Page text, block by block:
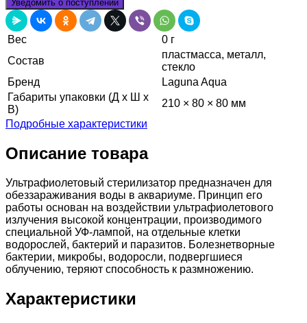
Уведомить о поступлении
Вес
0 г
Состав
пластмасса, металл,
стекло
Бренд
Laguna Aqua
Габариты упаковки (Д х Ш х
В)
210 × 80 × 80 мм
Подробные характеристики
Описание товара
Ультрафиолетовый стерилизатор предназначен для
обеззараживания воды в аквариуме. Принцип его
работы основан на воздействии ультрафиолетового
излучения высокой концентрации, производимого
специальной УФ-лампой, на отдельные клетки
водорослей, бактерий и паразитов. Болезнетворные
бактерии, микробы, водоросли, подвергшиеся
облучению, теряют способность к размножению.
Характеристики